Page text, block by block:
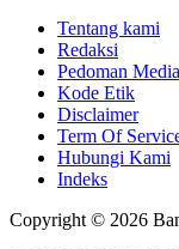
Tentang kami
Redaksi
Pedoman
Kode Etik
Disclaimer
Term Of
Hubungi Kami
Indeks
Copyright © 2026